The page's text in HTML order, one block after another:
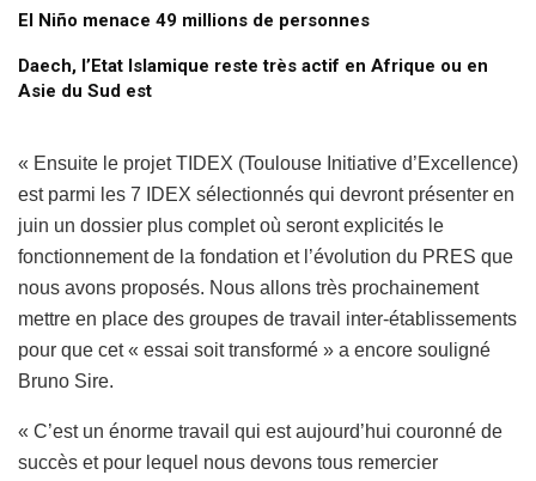
El Niño menace 49 millions de personnes
Daech, l’Etat Islamique reste très actif en Afrique ou en
Asie du Sud est
« Ensuite le projet TIDEX (Toulouse Initiative d’Excellence)
est parmi les 7 IDEX sélectionnés qui devront présenter en
juin un dossier plus complet où seront explicités le
fonctionnement de la fondation et l’évolution du PRES que
nous avons proposés. Nous allons très prochainement
mettre en place des groupes de travail inter-établissements
pour que cet « essai soit transformé » a encore souligné
Bruno Sire.
« C’est un énorme travail qui est aujourd’hui couronné de
succès et pour lequel nous devons tous remercier